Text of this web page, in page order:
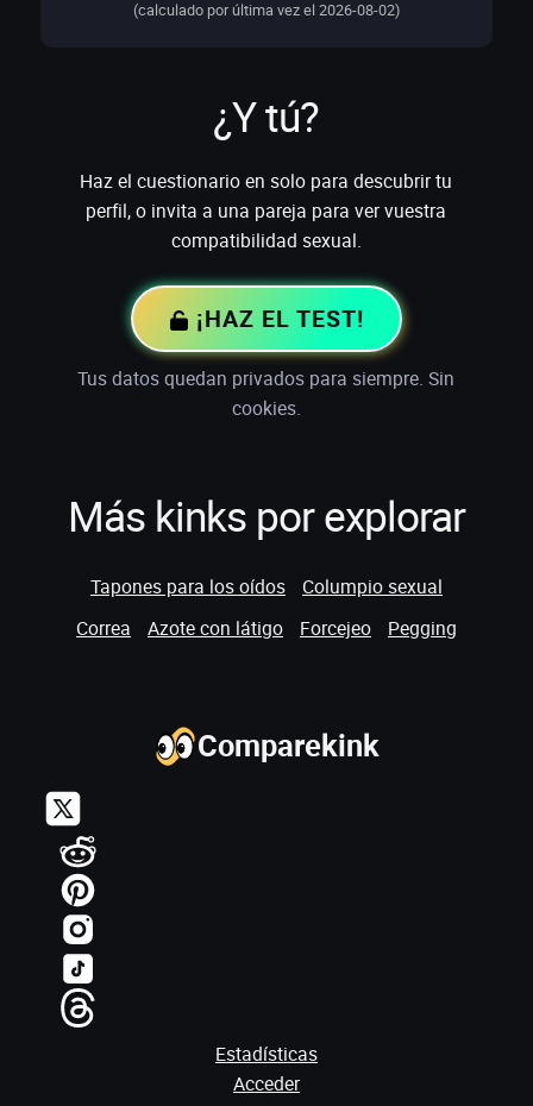
(calculado por última vez el 2026-08-02)
¿Y tú?
Haz el cuestionario en solo para descubrir tu
perfil, o invita a una pareja para ver vuestra
compatibilidad sexual.
¡HAZ EL TEST!
Tus datos quedan privados para siempre. Sin
cookies.
Más kinks por explorar
Tapones para los oídos
Columpio sexual
Correa
Azote con látigo Forcejeo Pegging
Comparekink
Estadísticas
Acceder